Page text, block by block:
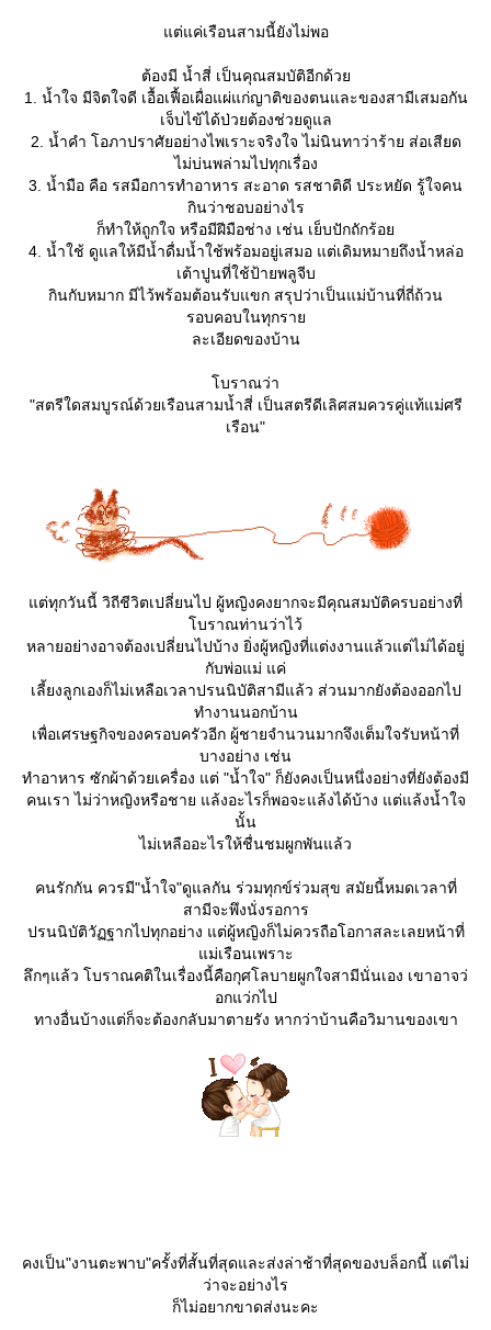
ต่แค่เรือนสามนี้ยังไม่พอ
ต้องมี น้ำสี่ เป็นคุณสมบัติอีกด้ว
1. น้ำใจ มีจิตใจดี เอื้อเฟื้อเผื่อแผ่แก่ญาติของตนและของสามีเสมอกัน
เจ็บไข้ได้ป่วยต้องช่วยดูแล
2. น้ำคำ โอภาปราศัยอย่างไพเราะจริงใจ ไม่นินทาว่าร้าย ส่อเสียด
ไม่บ่นพล่ามไปทุกเรื่อง
3. น้ำมือ คือ รสมือการทำอาหาร สะอาด รสชาติดี ประหยัด รู้ใจคน
กินว่าชอบอย่างไร
ก็ทำให้ถูกใจ หรือมีฝีมือช่าง เช่น เย็บปักถักร้อ
4. น้ำใช้ ดูแลให้มีน้ำดื่มน้ำใช้พร้อมอยู่เสมอ แต่เดิมหมายถึงน้ำหล่อ
เต้าปูนที่ใช้ป้ายพลูจีบ
กินกับหมาก มีไว้พร้อมต้อนรับแขก สรุปว่าเป็นแม่บ้านที่ถี่ถ้วน
รอบคอบในทุกรา
ละเอียดของบ้าน
บราณว่า
"สตรีใดสมบูรณ์ด้วยเรือนสามน้ำสี่ เป็นสตรีดีเลิศสมควรคู่แท้แม่ศรี
เรือน"
ต่ทุกวันนี้ วิถีชีวิตเปลี่ยนไป ผู้หญิงคงยากจะมีคุณสมบัติครบอย่างที่
บราณท่านว่าไว้
หลายอย่างอาจต้องเปลี่ยนไปบ้าง ยิ่งผู้หญิงที่แต่งงานแล้วแต่ไม่ได้อยู่
กับพ่อแม่ แค่
เลี้ยงลูกเองก็ไม่เหลือเวลาปรนนิบัติสามีแล้ว ส่วนมากยังต้องออกไป
ทำงานนอกบ้าน
เพื่อเศรษฐกิจของครอบครัวอีก ผู้ชายจำนวนมากจึงเต็มใจรับหน้าที่
บางอย่าง เช่น
ทำอาหาร ซักผ้าด้วยเครื่อง แต่ "น้ำใจ" ก็ยังคงเป็นหนึ่งอย่างที่ยังต้องมี
คนเรา ไม่ว่าหญิงหรือชาย แล้งอะไรก็พอจะแล้งได้บ้าง แต่แล้งน้ำใจ
นั้น
ไม่เหลืออะไรให้ชื่นชมผูกพันแล้ว
คนรักกัน ควรมี"น้ำใจ"ดูแลกัน ร่วมทุกข์ร่วมสุข สมัยนี้หมดเวลาที่
สามีจะพึงนั่งรอการ
ปรนนิบัติวัฏฐากไปทุกอย่าง แต่ผู้หญิงก็ไม่ควรถือโอกาสละเลยหน้าที่
ม่เรือนเพราะ
ลึกๆแล้ว โบราณคติในเรื่องนี้คือกุศโลบายผูกใจสามีนั่นเอง เขาอาจว่
อกแว่กไป
ทางอื่นบ้างแต่ก็จะต้องกลับมาตายรัง หากว่าบ้านคือวิมานของเขา
คงเป็น"งานตะพาบ"ครั้งที่สั้นที่สุดและส่งล่าช้าที่สุดของบล็อกนี้ แต่ไม่
ว่าจะอย่างไร
ก็ไม่อยากขาดส่งนะคะ